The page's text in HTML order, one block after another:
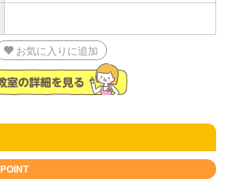
お気に入りに追加
POINT